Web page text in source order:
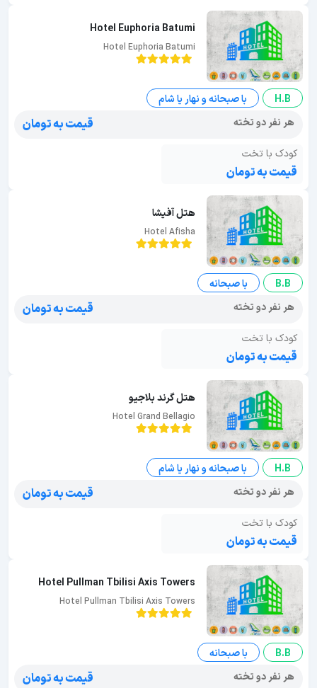
Hotel Euphoria Batumi
Hotel Euphoria Batumi
H.B
با صبحانه و نهار یا شام
هر نفر دو تخته
قیمت به تومان
کودک با تخت
قیمت به تومان
هتل آفیشا
Hotel Afisha
B.B
با صبحانه
هر نفر دو تخته
قیمت به تومان
کودک با تخت
قیمت به تومان
هتل گرند بلاجیو
Hotel Grand Bellagio
H.B
با صبحانه و نهار یا شام
هر نفر دو تخته
قیمت به تومان
کودک با تخت
قیمت به تومان
Hotel Pullman Tbilisi Axis Towers
Hotel Pullman Tbilisi Axis Towers
B.B
با صبحانه
هر نفر دو تخته
قیمت به تومان